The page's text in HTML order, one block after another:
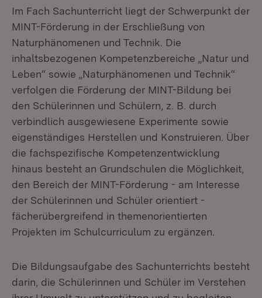
Im Fach Sachunterricht liegt der Schwerpunkt der
MINT-Förderung in der Erschließung von
Naturphänomenen und Technik. Die
inhaltsbezogenen Kompetenzbereiche „Natur und
Leben“ sowie „Naturphänomenen und Technik“
verfolgen die Förderung der MINT-Bildung bei
den Schülerinnen und Schülern, z. B. durch
verbindlich ausgewiesene Experimente sowie
eigenständiges Herstellen und Konstruieren. Über
die fachspezifische Kompetenzentwicklung
hinaus besteht an Grundschulen die Möglichkeit,
den Bereich der MINT-Förderung - am Interesse
der Schülerinnen und Schüler orientiert -
fächerübergreifend in themenorientierten
Projekten im Schulcurriculum zu ergänzen.
Die Bil­dungs­auf­ga­be des Sach­un­ter­richts be­steht
dar­in, die Schü­le­rin­nen und Schü­ler im Ver­ste­hen